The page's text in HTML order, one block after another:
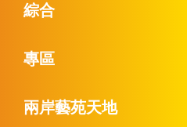
綜合
專區
兩岸藝苑天地